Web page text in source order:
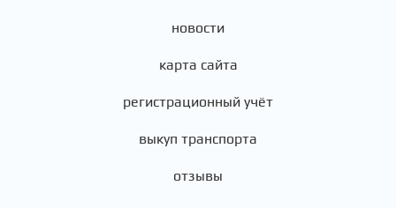
новости
карта сайта
регистрационный учёт
выкуп транспорта
отзывы